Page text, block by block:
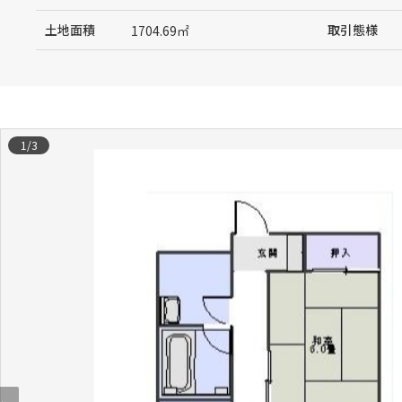
土地面積 1704.69㎡ 取引態様
1 /3